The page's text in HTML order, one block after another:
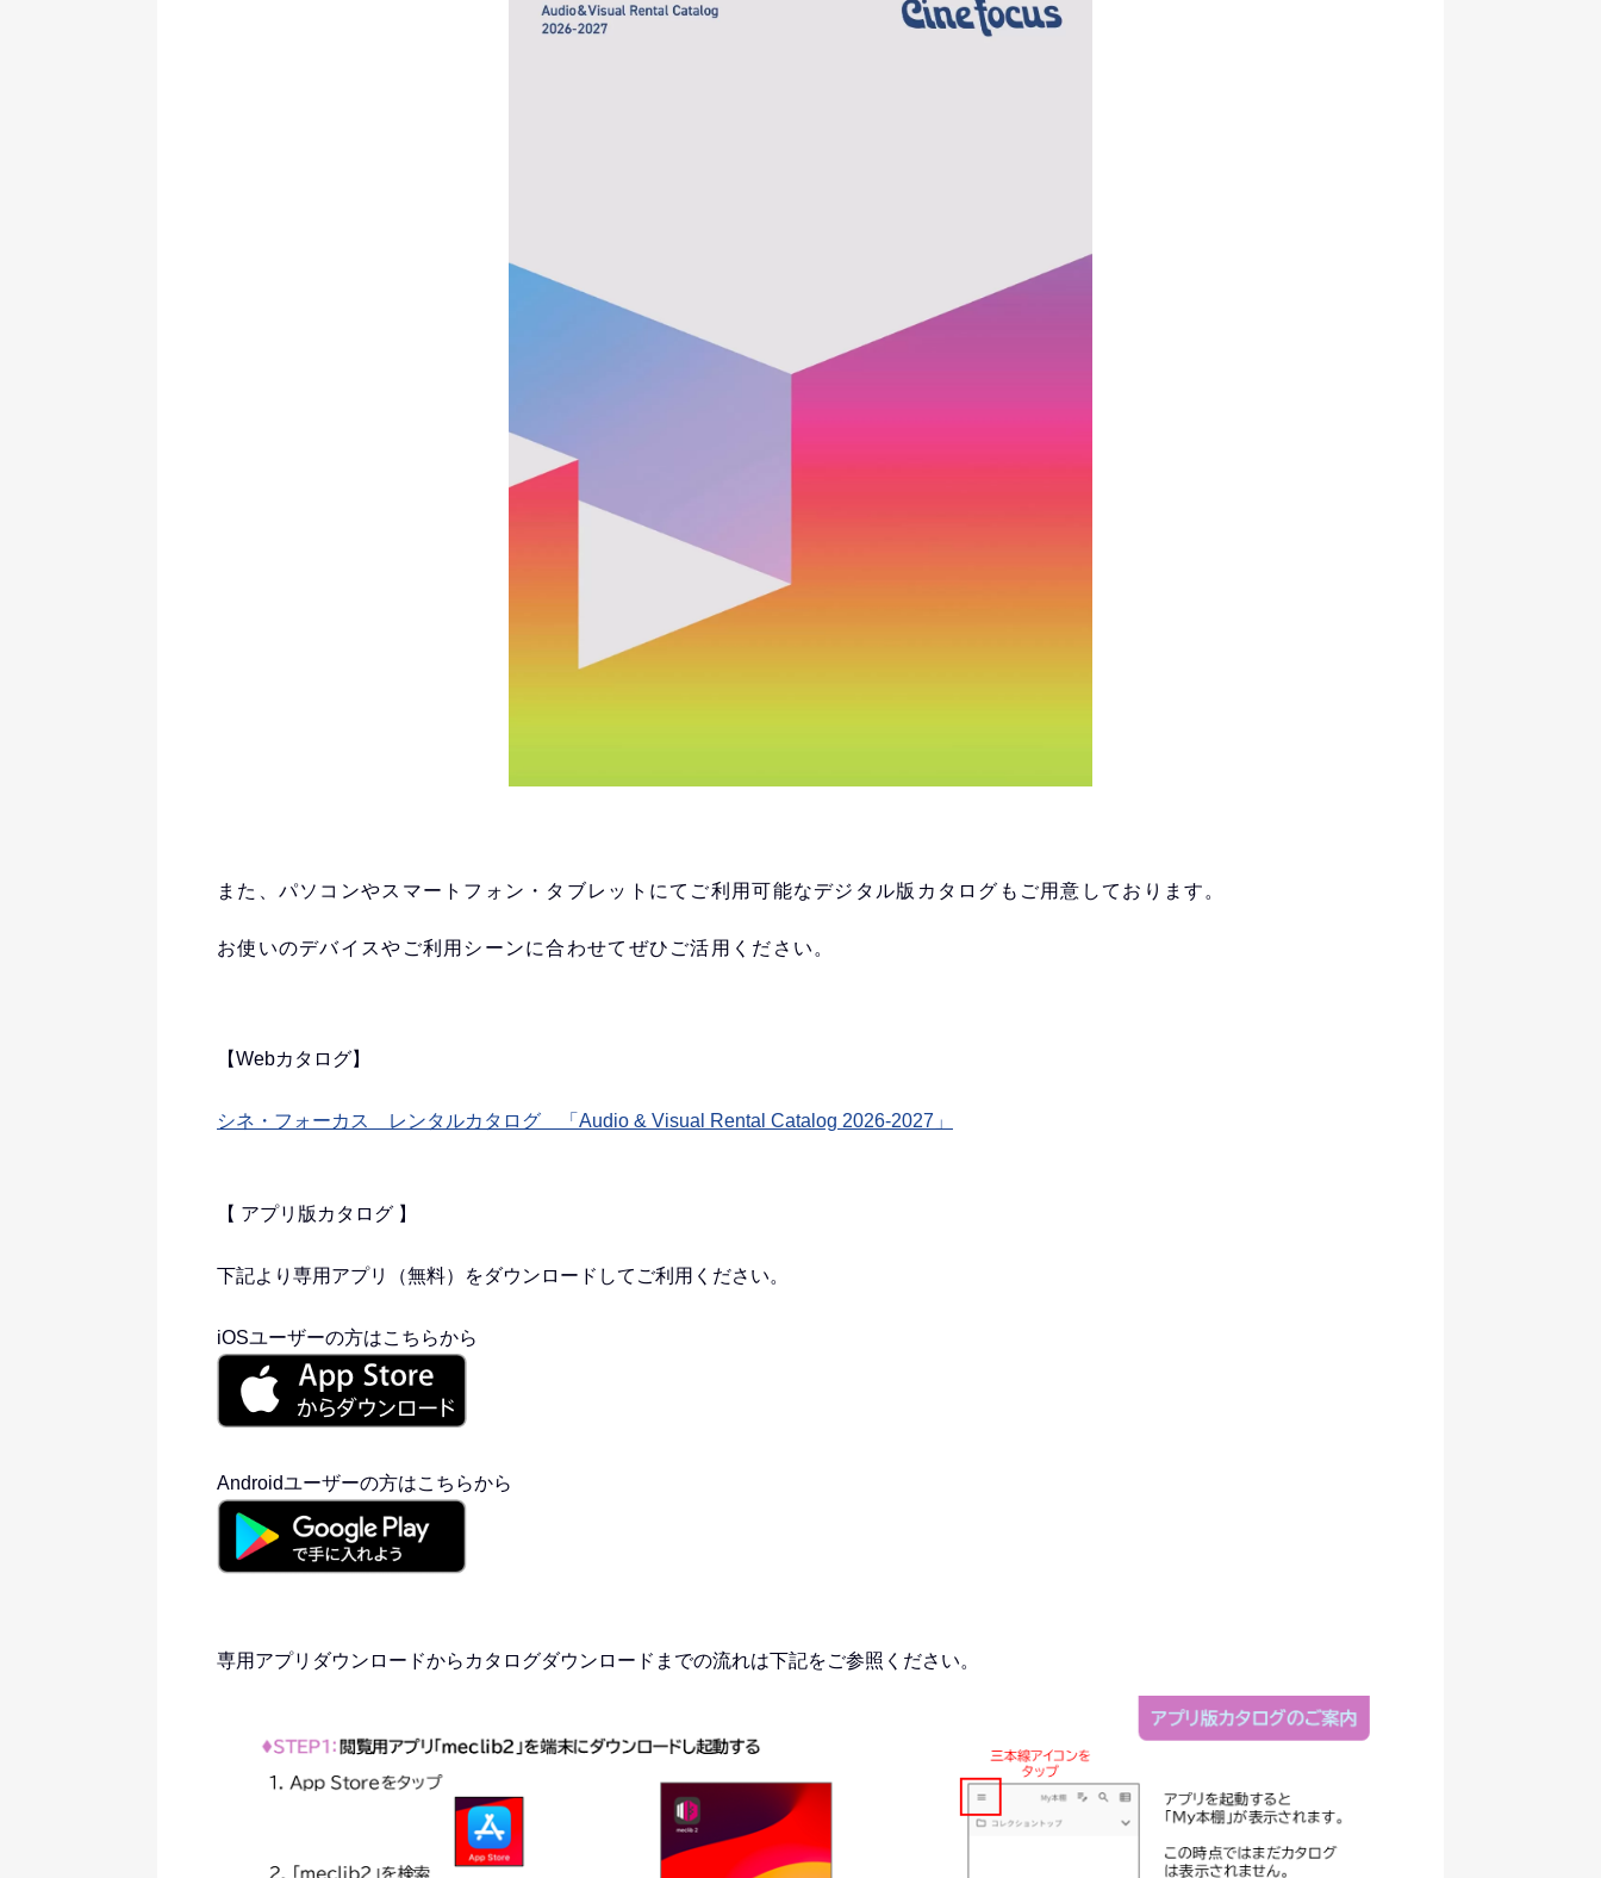
また、パソコンやスマートフォン・タブレットにてご利用可能なデジタル版カタログもご用意しております。
お使いのデバイスやご利用シーンに合わせてぜひご活用ください。
【Webカタログ】
シネ・フォーカス レンタルカタログ 「Audio & Visual Rental Catalog 2026-2027」
【 アプリ版カタログ 】
下記より専用アプリ（無料）をダウンロードしてご利用ください。
iOSユーザーの方はこちらから
Androidユーザーの方はこちらから
専用アプリダウンロードからカタログダウンロードまでの流れは下記をご参照ください。